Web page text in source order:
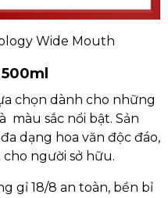
Wide Mouth
chọn dành cho những
màu sắc nổi bật. Sản
dạng hoa văn độc đáo,
người sở hữu.
gỉ 18/8 an toàn, bền bỉ